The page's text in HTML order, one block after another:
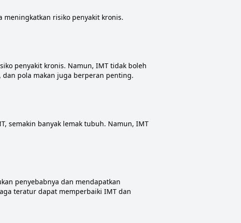
risiko penyakit kronis.
penyakit kronis. Namun, IMT tidak boleh
pola makan juga berperan penting.
semakin banyak lemak tubuh. Namun, IMT
penyebabnya dan mendapatkan
teratur dapat memperbaiki IMT dan